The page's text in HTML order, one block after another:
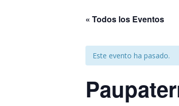
« Todos los Eventos
Este evento ha pasado.